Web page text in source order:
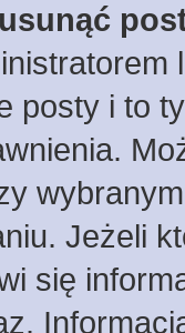
posty i to
Jeżeli
się